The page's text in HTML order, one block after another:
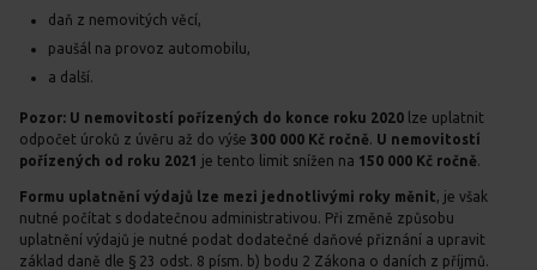
daň z nemovitých věcí,
paušál na provoz automobilu,
a další.
Pozor: U nemovitostí pořízených do konce roku 2020 lze uplatnit
odpočet úroků z úvěru až do výše 300 000 Kč ročně. U nemovitostí
pořízených od roku 2021 je tento limit snížen na 150 000 Kč ročně.
Formu uplatnění výdajů lze mezi jednotlivými roky měnit, je však
nutné počítat s dodatečnou administrativou. Při změně způsobu
uplatnění výdajů je nutné podat dodatečné daňové přiznání a upravit
základ daně dle § 23 odst. 8 písm. b) bodu 2 Zákona o daních z příjmů.